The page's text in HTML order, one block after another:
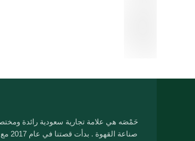
حَمْصَه هي علامة تجارية سعودية رائدة
صناعة